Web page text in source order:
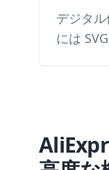
デジタ
には